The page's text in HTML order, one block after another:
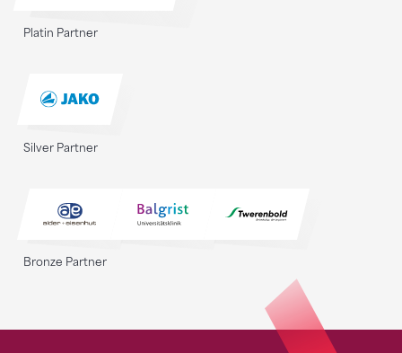
Platin Partner
Silver Partner
Bronze Partner